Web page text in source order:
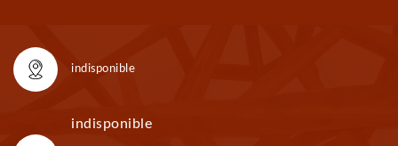
indisponible
indisponible